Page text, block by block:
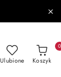
Ulubione Koszyk
0